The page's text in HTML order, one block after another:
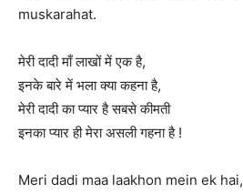
muskarahat.
मेरी दादी माँ लाखों में एक है,
इनके बारे में भला क्या कहना है,
मेरी दादी का प्यार है सबसे कीमती
इनका प्यार ही मेरा असली गहना है !
Meri dadi maa laakhon mein ek hai,